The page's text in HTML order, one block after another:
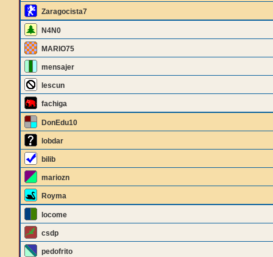
Zaragocista7
N4N0
MARIO75
mensajer
lescun
fachiga
DonEdu10
lobdar
bilib
mariozn
Royma
locome
csdp
pedofrito